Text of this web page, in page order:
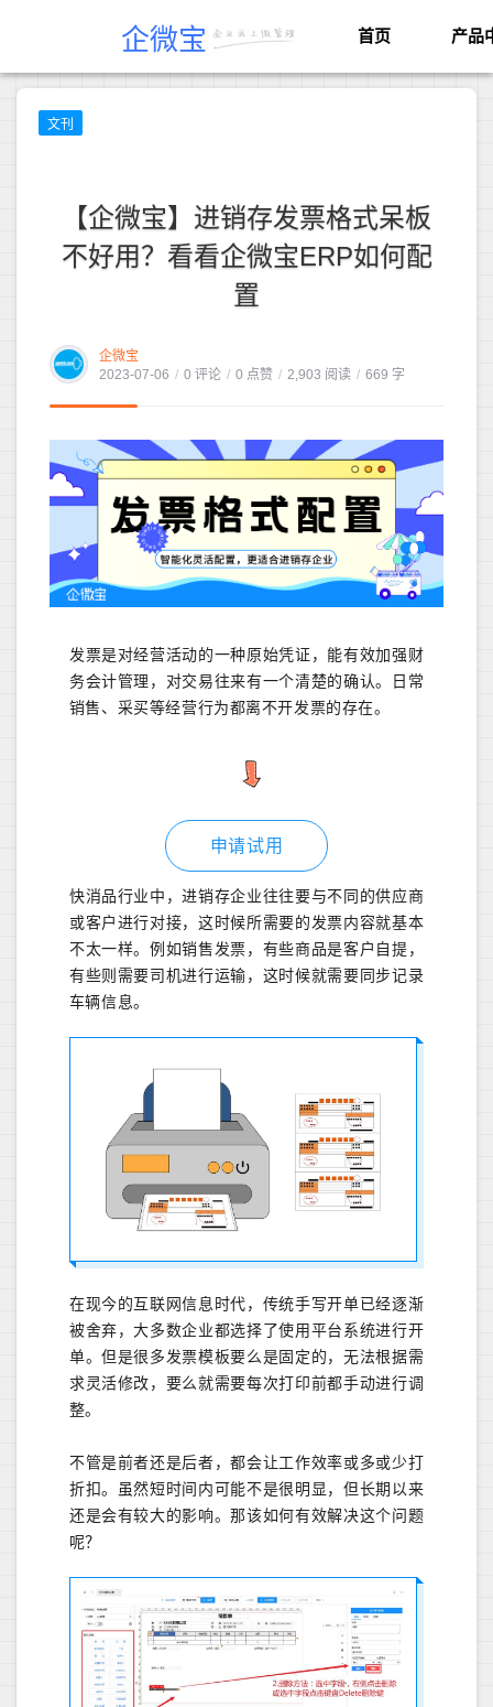
企微宝 首页 产品
文刊
【企微宝】进销存发票格式呆板
不好用？看看企微宝ERP如何配
置
企微宝
2023-07-06 / 0 评论 / 0 点赞 / 2,903 阅读 / 669 字
发票是对经营活动的一种原始凭证，能有效加强财
务会计管理，对交易往来有一个清楚的确认。日常
销售、采买等经营行为都离不开发票的存在。
申请试用
快消品行业中，进销存企业往往要与不同的供应商
或客户进行对接，这时候所需要的发票内容就基本
不太一样。例如销售发票，有些商品是客户自提，
有些则需要司机进行运输，这时候就需要同步记录
车辆信息。
在现今的互联网信息时代，传统手写开单已经逐渐
被舍弃，大多数企业都选择了使用平台系统进行开
单。但是很多发票模板要么是固定的，无法根据需
求灵活修改，要么就需要每次打印前都手动进行调
整。
不管是前者还是后者，都会让工作效率或多或少打
折扣。虽然短时间内可能不是很明显，但长期以来
还是会有较大的影响。那该如何有效解决这个问题
呢？